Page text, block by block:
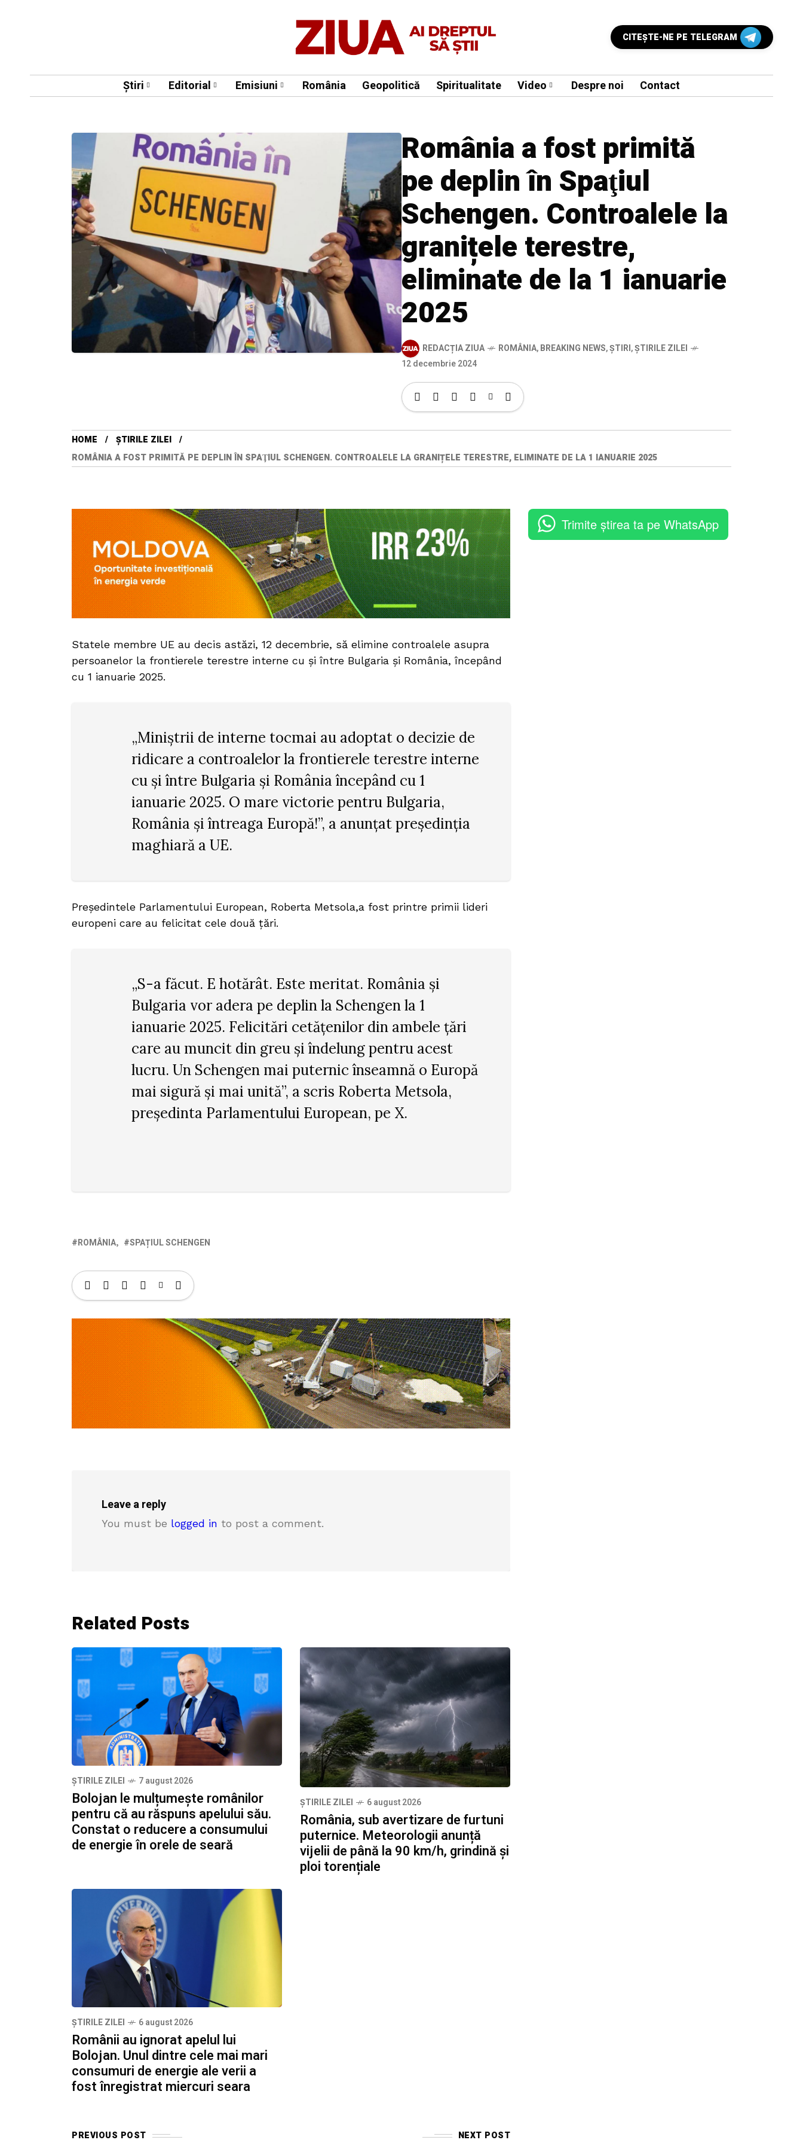
CITEŞTE-NE PE TELEGRAM
Știri Editorial Emisiuni România Geopolitică Spiritualitate Video Despre noi Contact
România a fost primită
pe deplin în Spaţiul
Schengen. Controalele la
granițele terestre,
eliminate de la 1 ianuarie
2025
REDACȚIA ZIUA ROMÂNIA,BREAKING NEWS,ȘTIRI,ȘTIRILE ZILEI
12 decembrie 2024
HOME
ȘTIRILE ZILEI
ROMÂNIA A FOST PRIMITĂ PE DEPLIN ÎN SPAŢIUL SCHENGEN. CONTROALELE LA GRANIȚELE TERESTRE, ELIMINATE DE LA 1 IANUARIE 2025
Statele membre UE au decis astăzi, 12 decembrie, să elimine controalele asupra
persoanelor la frontierele terestre interne cu și între Bulgaria și România, începând
cu 1 ianuarie 2025.
„Miniștrii de interne tocmai au adoptat o decizie de
ridicare a controalelor la frontierele terestre interne
cu și între Bulgaria și România începând cu 1
ianuarie 2025. O mare victorie pentru Bulgaria,
România și întreaga Europă!”, a anunțat președinția
maghiară a UE.
Preşedintele Parlamentului European, Roberta Metsola,a fost printre primii lideri
europeni care au felicitat cele două ţări.
„S-a făcut. E hotărât. Este meritat. România și
Bulgaria vor adera pe deplin la Schengen la 1
ianuarie 2025. Felicitări cetățenilor din ambele țări
care au muncit din greu și îndelung pentru acest
lucru. Un Schengen mai puternic înseamnă o Europă
mai sigură și mai unită”, a scris Roberta Metsola,
președinta Parlamentului European, pe X.
ROMÂNIA SPAȚIUL SCHENGEN
Leave a reply
You must be logged in to post a comment.
Related Posts
ȘTIRILE ZILEI 7 august 2026
Bolojan le mulțumește românilor
pentru că au răspuns apelului său.
Constat o reducere a consumului
de energie în orele de seară
ȘTIRILE ZILEI 6 august 2026
România, sub avertizare de furtuni
puternice. Meteorologii anunță
vijelii de până la 90 km/h, grindină și
ploi torențiale
ȘTIRILE ZILEI 6 august 2026
Românii au ignorat apelul lui
Bolojan. Unul dintre cele mai mari
consumuri de energie ale verii a
fost înregistrat miercuri seara
PREVIOUS POST NEXT POST
Trimite știrea ta pe WhatsApp